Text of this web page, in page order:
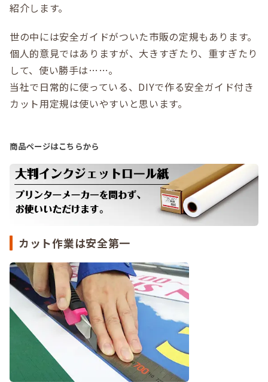
紹介します。
世の中には安全ガイドがついた市販の定規もあります。
個人的意見ではありますが、大きすぎたり、重すぎたり
して、使い勝手は……。
当社で日常的に使っている、DIYで作る安全ガイド付き
カット用定規は使いやすいと思います。
商品ページはこちらから
カット作業は安全第一